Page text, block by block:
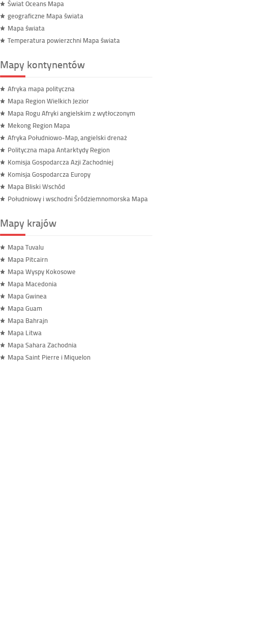
Świat Oceans Mapa
geograficzne Mapa świata
Mapa świata
Temperatura powierzchni Mapa świata
Mapy kontynentów
Afryka mapa polityczna
Mapa Region Wielkich Jezior
Mapa Rogu Afryki angielskim z wytłoczonym
Mekong Region Mapa
Afryka Południowo-Map, angielski drenaż
Polityczna mapa Antarktydy Region
Komisja Gospodarcza Azji Zachodniej
Komisja Gospodarcza Europy
Mapa Bliski Wschód
Południowy i wschodni Śródziemnomorska Mapa
Mapy krajów
Mapa Tuvalu
Mapa Pitcairn
Mapa Wyspy Kokosowe
Mapa Macedonia
Mapa Gwinea
Mapa Guam
Mapa Bahrajn
Mapa Litwa
Mapa Sahara Zachodnia
Mapa Saint Pierre i Miquelon